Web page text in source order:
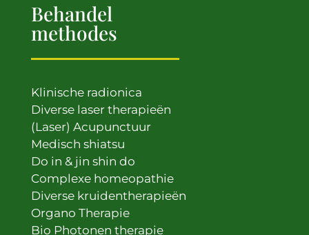
Behandel
methodes
Klinische radionica
Diverse laser therapieën
(Laser) Acupunctuur
Medisch shiatsu
Do in & jin shin do
Complexe homeopathie
Diverse kruidentherapieën
Organo Therapie
Bio Photonen therapie